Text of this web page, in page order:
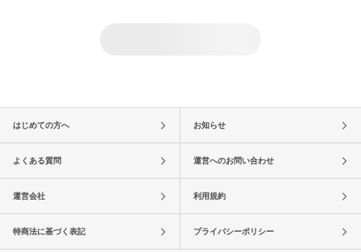
はじめての方へ お知らせ
よくある質問 運営へのお問い合わせ
運営会社 利用規約
特商法に基づく表記 プライバシーポリシー